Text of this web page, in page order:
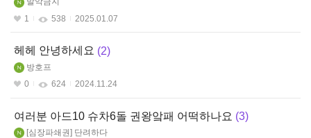
1
538 2025.01.07
헤헤 안녕하세요 2
방호프
0
624 2024.11.24
여러분 아드10 슈차6돌 권왕앜패 어떡하나요 3
심장파쇄권
단려하다